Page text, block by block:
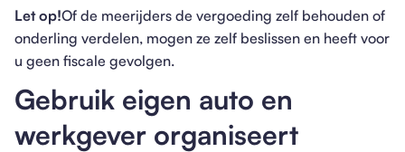
Let op!Of de meerijders de vergoeding zelf behouden of
onderling verdelen, mogen ze zelf beslissen en heeft voor
u geen fiscale gevolgen.
Gebruik eigen auto en
werkgever organiseert